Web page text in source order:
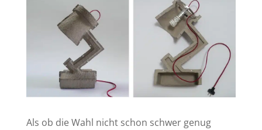
Als ob die Wahl nicht schon schwer genug